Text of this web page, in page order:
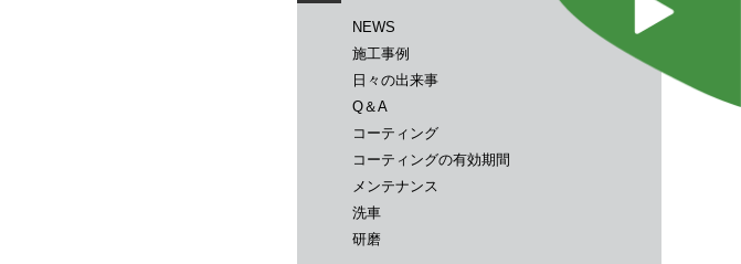
NEWS
施工事例
日々の出来事
Q＆A
コーティング
コーティングの有効期間
メンテナンス
洗車
研磨